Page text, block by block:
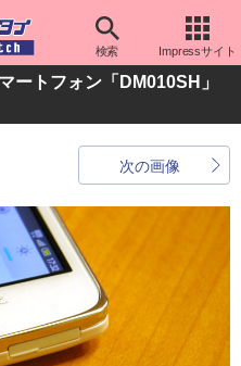
検索 Impressサイト
ートフォン「DM010SH」
次の画像